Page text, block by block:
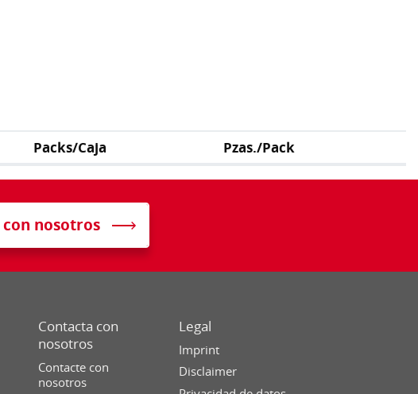
Packs/Caja Pzas./Pack
nosotros
Contacta con
nosotros
Contacte con
nosotros
Legal
Imprint
Disclaimer